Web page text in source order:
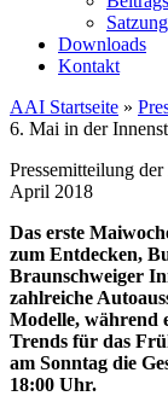
Satzung
Downloads
Kontakt
AAI Startseite »
6. Mai in der
Pressemitteilung
April 2018
Das erste
zum Entdecken,
Braunschweiger
zahlreiche
Modelle, während
Trends für das
am Sonntag die
18:00 Uhr.